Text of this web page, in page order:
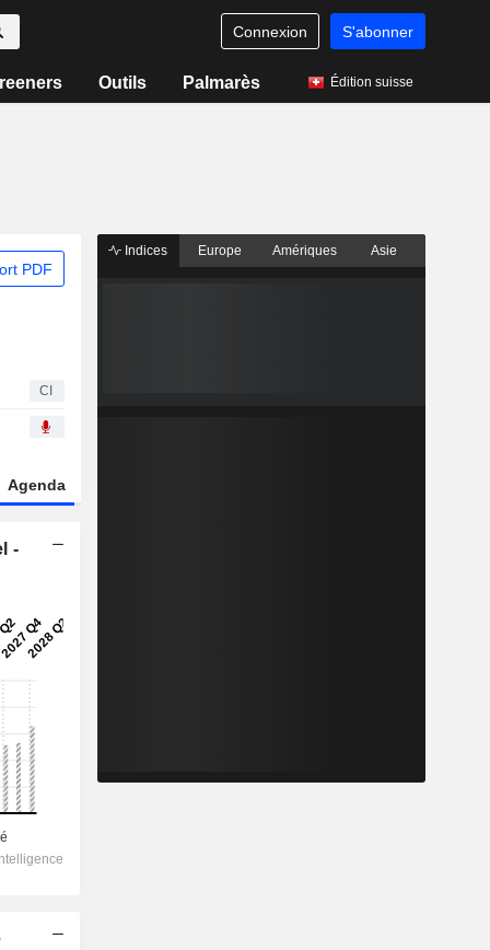
Connexion S'abonner
Outils Palmarès Édition suisse
PDF
CI
Agenda
-
Indices Europe Amériques Asie